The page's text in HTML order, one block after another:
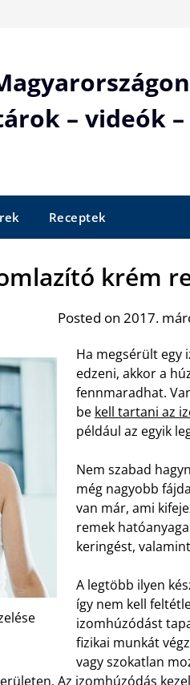
– videók
Receptek
krém
Posted on 2017.
Ha megsérült egy
edzeni, akkor a
fennmaradhat.
be kell tartani az
például az egyik
Nem szabad
még nagyobb
van már, ami
remek
keringést,
A legtöbb ilyen
így nem kell
izomhúzódást
fizikai munkát
vagy szokatlan
Az izomhúzódás